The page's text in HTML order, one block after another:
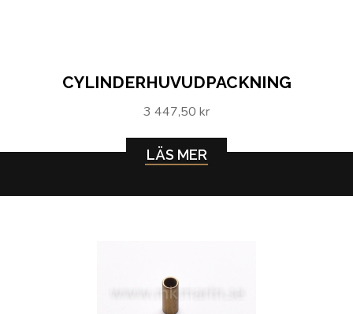
CYLINDERHUVUDPACKNING
3 447,50 kr
LÄS MER